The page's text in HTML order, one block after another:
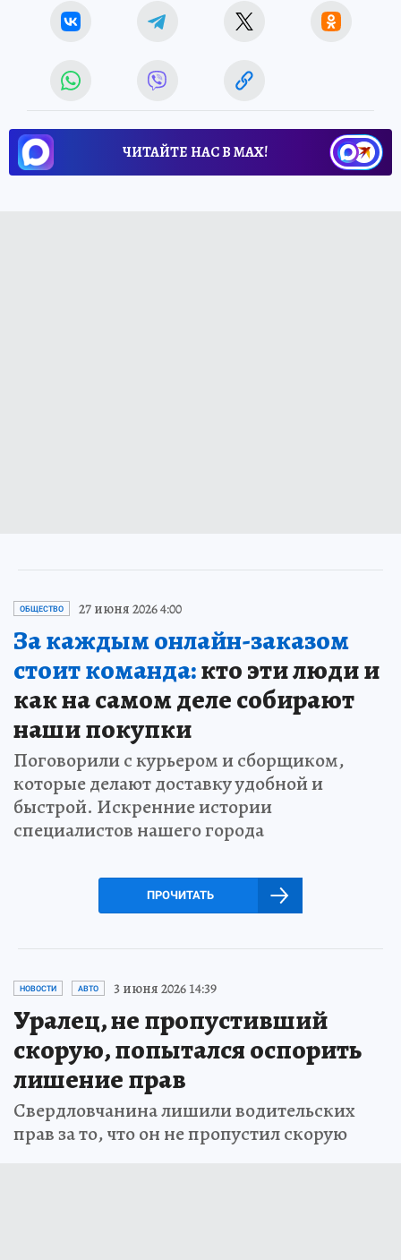
ЧИТАЙТЕ НАС В МАХ!
ОБЩЕСТВО 27 июня 2026 4:00
За каждым онлайн-заказом
стоит команда:кто эти люди и
как на самом деле собирают
наши покупки
Поговорили с курьером и сборщиком,
которые делают доставку удобной и
быстрой. Искренние истории
специалистов нашего города
ПРОЧИТАТЬ
НОВОСТИ АВТО 3 июня 2026 14:39
Уралец, не пропустивший
скорую, попытался оспорить
лишение прав
Свердловчанина лишили водительских
прав за то, что он не пропустил скорую